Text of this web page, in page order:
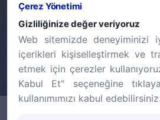
info@halic.edu.tr
Çerez Yönetimi
Gizliliğinize değer veriyoruz
Web sitemizde deneyiminizi
içerikleri kişiselleştirmek ve
etmek için çerezler
Kabul Et" seçeneğine
kullanımımızı kabul edebilirsiniz.